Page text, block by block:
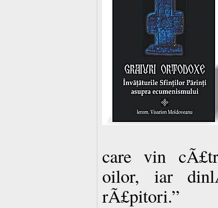
care vin
oilor, iar
rÃ£pitori.”